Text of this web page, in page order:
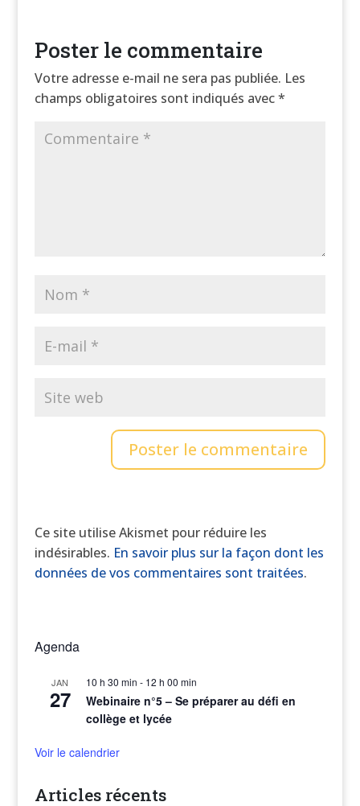
Poster le commentaire
Votre adresse e-mail ne sera pas publiée. Les
champs obligatoires sont indiqués avec*
Ce site utilise Akismet pour réduire les
indésirables. En savoir plus sur la façon dont les
données de vos commentaires sont traitées.
Agenda
JAN
27
10 h 30 min - 12 h 00 min
Webinaire n°5 – Se préparer au défi en
collège et lycée
Voir le calendrier
Articles récents